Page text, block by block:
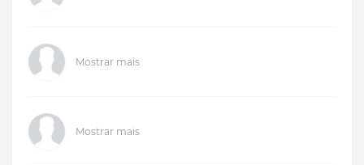
Mostrar mais
Mostrar mais